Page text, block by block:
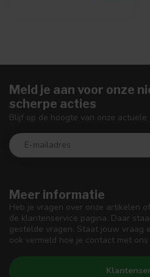
Meer informatie
Heb je vragen over onze artikelen
de klantenservice pagina. Daar
gestelde vragen. Staat jouw vraag
ook vermeld hoe je contact met
Meld je aan voor onze
scherpe acties
Blijf op de hoogte van onze actuele